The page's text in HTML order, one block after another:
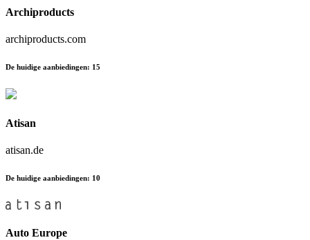
Archiproducts
archiproducts.com
De huidige aanbiedingen: 15
Atisan
atisan.de
De huidige aanbiedingen: 10
Auto Europe